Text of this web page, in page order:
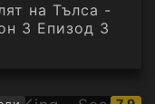
на Тълса -
3 Епизод 3